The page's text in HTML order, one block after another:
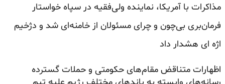
مذاکرات با آمریکا، نماینده ولی‌فقیه در سپاه خواستار
فرمان‌بری بی‌چون‌ و چرای مسئولان از خامنه‌ای شد و دژخیم
اژه ای هشدار داد
اظهارات متناقض مقام‌های حکومتی و حملات گسترده